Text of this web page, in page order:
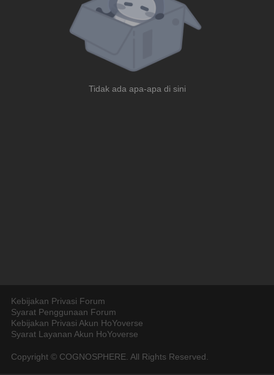
Tidak ada apa-apa di sini
Kebijakan Privasi Forum
Syarat Penggunaan Forum
Kebijakan Privasi Akun HoYoverse
Syarat Layanan Akun HoYoverse
Copyright © COGNOSPHERE. All Rights Reserved.